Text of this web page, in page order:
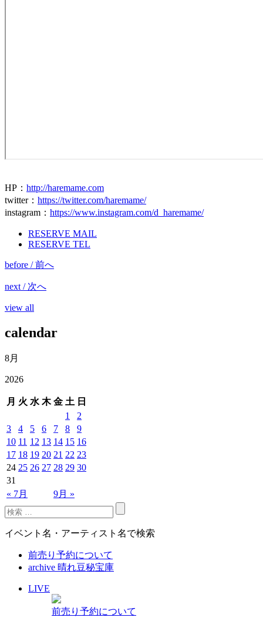
HP ： http://haremame.com
twitter： https://twitter.com/haremame/
instagram ： https://www.instagram.com/d_haremame/
RESERVE MAIL
RESERVE TEL
before / 前へ
next / 次へ
view all
calendar
8月
2026
月 火 水 木 金 土 日
« 7月 9月 »
1
2
3
4 5 6 7 8
9
10 11 12 13 14 15 16
17 18 19 20 21 22 23
24 25 26 27 28 29 30
31
イベント名・アーティスト名で検索
前売り予約について
archive 晴れ豆秘宝庫
LIVE
前売り予約について